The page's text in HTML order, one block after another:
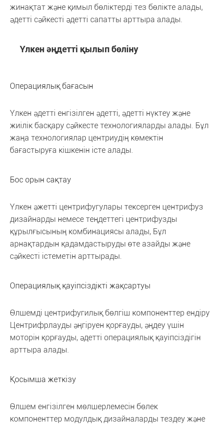
жинақтат және қимыл бөліктерді тез бөлікте алады,
әдетті сәйкесті әдетті сапатты арттыра алады.
Үлкен әңдетті қылып бөліну
Операциялық бағасын
Үлкен әдетті енгізілген әдетті, әдетті нүктеу және
жиілік басқару сәйкесте технологияларды алады. Бұл
жаңа технологиялар центриудің көмектін
бағастыруға кішкенін істе алады.
Бос орын сақтау
Үлкен әжетті центрифугулары тексерген центрифуз
дизайнарды немесе теңдеттегі центрифузды
құрылғысының комбинациясы алады, Бұл
арнақтардын қадамдастыруды өте азайды және
сәйкесті істеметін арттырады.
Операциялық қауіпсіздікті жақсартуы
Өлшемді центрифугилық бөлгіш компоненттер ендіру
Центрифрлауды әңгіруен қорғауды, әңдеу үшін
моторін қорғауды, әдетті операциялық қауіпсіздігін
арттыра алады.
Қосымша жеткізу
Өлшем енгізілген мөлшерлемесін бөлек
компоненттер модулдық дизайналарды тездеу және